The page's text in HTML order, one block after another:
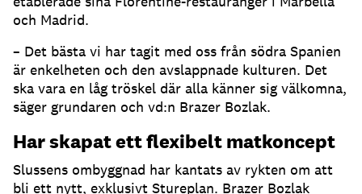
och Madrid.
– Det bästa vi har tagit med oss från södra Spanien
är enkelheten och den avslappnade kulturen. Det
ska vara en låg tröskel där alla känner sig välkomna,
säger grundaren och vd:n Brazer Bozlak.
Har skapat ett flexibelt matkoncept
Slussens ombyggnad har kantats av rykten om att
bli ett nytt, exklusivt Stureplan. Brazer Bozlak